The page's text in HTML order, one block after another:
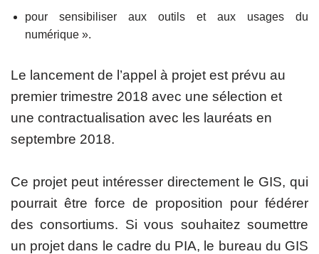
pour sensibiliser aux outils et aux usages du
numérique ».
Le lancement de l’appel à projet est prévu au
premier trimestre 2018 avec une sélection et
une contractualisation avec les lauréats en
septembre 2018.
Ce projet peut intéresser directement le GIS, qui
pourrait être force de proposition pour fédérer
des consortiums. Si vous souhaitez soumettre
un projet dans le cadre du PIA, le bureau du GIS